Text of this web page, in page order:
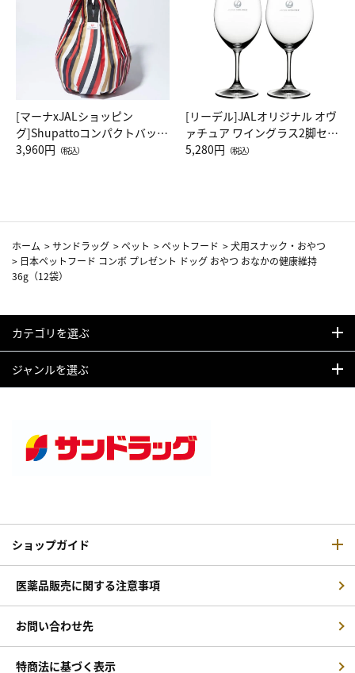
[マーナxJALショッピン
グ]Shupattoコンパクトバッグ
Drop JAL客室乗務員（LC）ス
3,960円 （税込）
[リーデル]JALオリジナル オヴ
ァチュア ワイングラス2脚セッ
ト（レッドワイン）
5,280円 （税込）
ホーム >サンドラッグ >ペット >ペットフード >犬用スナック・おやつ
> 日本ペットフード コンボ プレゼント ドッグ おやつ おなかの健康維持
36g（12袋）
カテゴリを選ぶ
ジャンルを選ぶ
ショップガイド
医薬品販売に関する注意事項
お問い合わせ先
特商法に基づく表示